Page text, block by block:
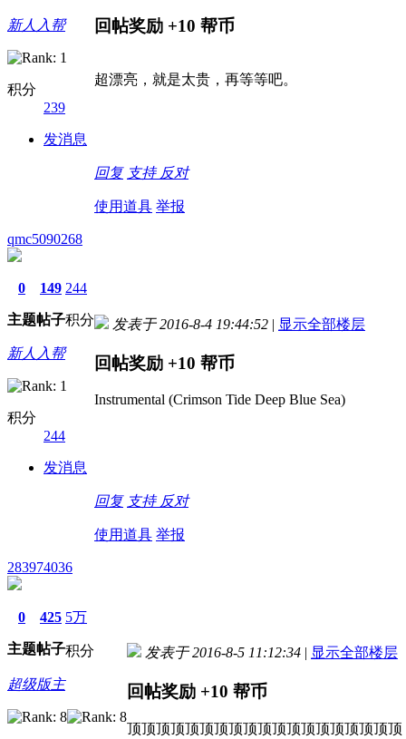
新人入帮
积分
239
发消息
回帖奖励 +10 帮币
超漂亮，就是太贵，再等等吧。
回复 支持 反对
使用道具 举报
qmc5090268
0
主题
149
帖子
244
积分
新人入帮
积分
244
发消息
发表于 2016-8-4 19:44:52 | 显示全部楼层
回帖奖励 +10 帮币
Instrumental (Crimson Tide Deep Blue Sea)
回复 支持 反对
使用道具 举报
283974036
0
主题
425
帖子
5万
积分
超级版主
发表于 2016-8-5 11:12:34 | 显示全部楼层
回帖奖励 +10 帮币
顶顶顶顶顶顶顶顶顶顶顶顶顶顶顶顶顶顶顶